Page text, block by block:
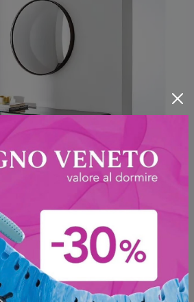
with Drawer